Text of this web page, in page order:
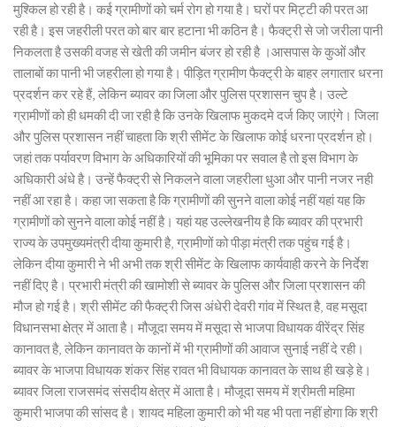
मुश्किल हो रही है। कई ग्रामीणों को चर्म रोग हो गया है। घरों पर मिट्टी की परत आ
रही है। इस जहरीली परत को बार बार हटाना भी कठिन है। फैक्ट्री से जो जरीला पानी
निकलता है उसकी वजह से खेती की जमीन बंजर हो रही है ।आसपास के कुओं और
तालाबों का पानी भी जहरीला हो गया है। पीड़ित ग्रामीण फैक्ट्री के बाहर लगातार धरना
प्रदर्शन कर रहे हैं, लेकिन ब्यावर का जिला और पुलिस प्रशासन चुप है। उल्टे
ग्रामीणों को ही धमकी दी जा रही है कि उनके खिलाफ मुकदमे दर्ज किए जाएंगे। जिला
और पुलिस प्रशासन नहीं चाहता कि श्री सीमेंट के खिलाफ कोई धरना प्रदर्शन हो।
जहां तक पर्यावरण विभाग के अधिकारियों की भूमिका पर सवाल है तो इस विभाग के
अधिकारी अंधे है। उन्हें फैक्ट्री से निकलने वाला जहरीला धुआ और पानी नजर नही
नहीं आ रहा है। कहा जा सकता है कि ग्रामीणों की सुनने वाला कोई नहीं यहां यह कि
ग्रामीणों को सुनने वाला कोई नहीं है। यहां यह उल्लेखनीय है कि ब्यावर की प्रभारी
राज्य के उपमुख्यमंत्री दीया कुमारी है, ग्रामीणों को पीड़ा मंत्री तक पहुंच गई है।
लेकिन दीया कुमारी ने भी अभी तक श्री सीमेंट के खिलाफ कार्यवाही करने के निर्देश
नहीं दिए है। प्रभारी मंत्री की खामोशी से ब्यावर के पुलिस और जिला प्रशासन की
मौज हो गई है। श्री सीमेंट की फैक्ट्री जिस अंधेरी देवरी गांव में स्थित है, वह मसूदा
विधानसभा क्षेत्र में आता है। मौजूदा समय में मसूदा से भाजपा विधायक वीरेंद्र सिंह
कानावत है, लेकिन कानावत के कानों में भी ग्रामीणों की आवाज सुनाई नहीं दे रही।
ब्यावर के भाजपा विधायक शंकर सिंह रावत भी विधायक कानावत के साथ ही खड़े हे।
ब्यावर जिला राजसमंद संसदीय क्षेत्र में आता है। मौजूदा समय में श्रीमती महिमा
कुमारी भाजपा की सांसद है। शायद महिला कुमारी को भी यह भी पता नहीं होगा कि श्री